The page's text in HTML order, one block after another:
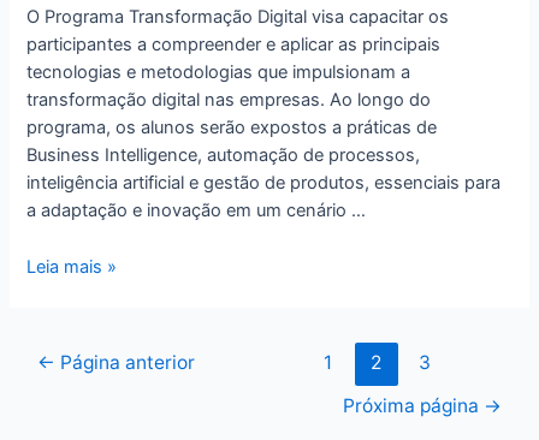
O Programa Transformação Digital visa capacitar os
participantes a compreender e aplicar as principais
tecnologias e metodologias que impulsionam a
transformação digital nas empresas. Ao longo do
programa, os alunos serão expostos a práticas de
Business Intelligence, automação de processos,
inteligência artificial e gestão de produtos, essenciais para
a adaptação e inovação em um cenário …
Leia mais »
← Página anterior 1 2
3
Próxima página →